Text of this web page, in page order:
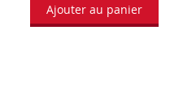
Ajouter au panier